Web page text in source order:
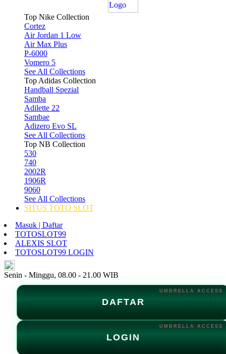
Top Nike Collection
Cortez
Air Jordan 1 Low
Air Max Plus
P-6000
Vomero 5
See All Collections
Top Adidas Collection
Handball Spezial
Samba
Adilette 22
Sambae
Adizero Evo SL
See All Collections
Top NB Collection
530
740
2002R
1906R
9060
See All Collections
SITUS TOTO SLOT
Masuk | Daftar
TOTOSLOT99
ALEXIS SLOT
TOTOSLOT99 LOGIN
Senin - Minggu, 08.00 - 21.00 WIB
DAFTAR
LOGIN